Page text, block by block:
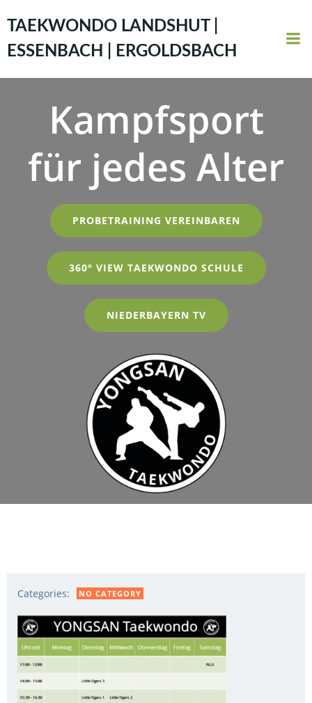
Inhalt
springen
TAEKWONDO LANDSHUT |
ESSENBACH | ERGOLDSBACH
Kampfsport
für jedes Alter
PROBETRAINING VEREINBAREN
360° VIEW TAEKWONDO SCHULE
NIEDERBAYERN TV
Categories: NO CATEGORY